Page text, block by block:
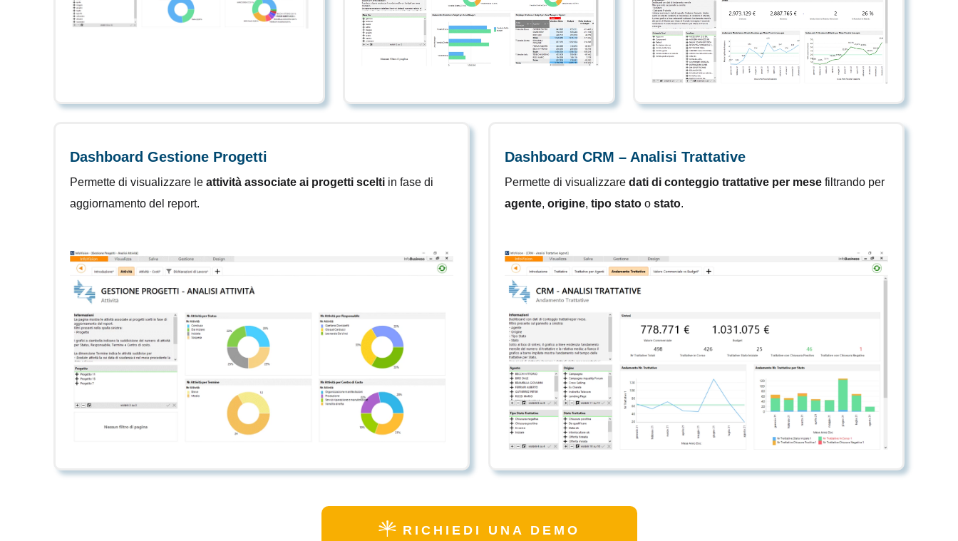
Dashboard Gestione Progetti
Permette di visualizzare le attività associate ai progetti scelti in fase di
aggiornamento del report.
Dashboard CRM – Analisi Trattative
Permette di visualizzare dati di conteggio trattative per mesefiltrando per
agente, origine, tipo statoo stato.
RICHIEDI UNA DEMO